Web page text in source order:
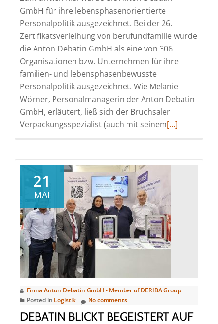
GmbH für ihre lebensphasenorientierte
Personalpolitik ausgezeichnet. Bei der 26.
Zertifikatsverleihung von berufundfamilie wurde
die Anton Debatin GmbH als eine von 306
Organisationen bzw. Unternehmen für ihre
familien- und lebensphasenbewusste
Personalpolitik ausgezeichnet. Wie Melanie
Wörner, Personalmanagerin der Anton Debatin
GmbH, erläutert, ließ sich der Bruchsaler
Verpackungsspezialist (auch mit seinemRead
durch
das
„audit
[…]
21
MAI
Firma Anton Debatin GmbH - Member of DERIBA Group
Posted in Logistik No comments
DEBATIN BLICKT BEGEISTERT AUF